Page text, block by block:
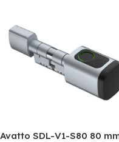
Avatto SDL-V1-S80 80